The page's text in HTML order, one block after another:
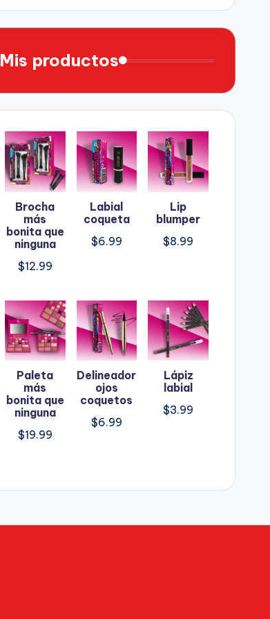
Mis productos
Brocha
más
bonita que
ninguna
$12.99
Labial
coqueta
$6.99
Lip
blumper
$8.99
Paleta
más
bonita que
ninguna
$19.99
Delineador
ojos
coquetos
$6.99
Lápiz
labial
$3.99